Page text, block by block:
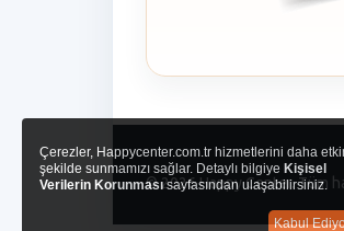
© 2026 Happy Center. Tüm
Çerezler, Happycenter.com.tr hizmetlerini daha
şekilde sunmamızı sağlar. Detaylı bilgiye Kişisel
Verilerin Korunmasısayfasından ulaşabilirsiniz.
Kabul